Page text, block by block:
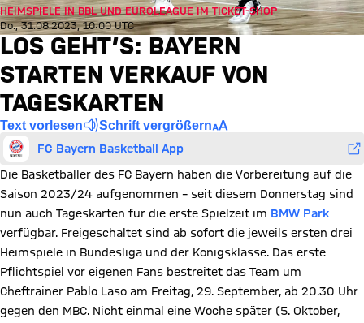
HEIMSPIELE IN BBL UND EUROLEAGUE IM TICKET-SHOP
Do., 31.08.2023, 10:00 UTC
LOS GEHT’S: BAYERN
STARTEN VERKAUF VON
TAGESKARTEN
Text vorlesen Schrift vergrößern
FC Bayern Basketball App
Die Basketballer des FC Bayern haben die Vorbereitung auf die
Saison 2023/24 aufgenommen – seit diesem Donnerstag sind
nun auch Tageskarten für die erste Spielzeit im BMW Park
verfügbar. Freigeschaltet sind ab sofort die jeweils ersten drei
Heimspiele in Bundesliga und der Königsklasse. Das erste
Pflichtspiel vor eigenen Fans bestreitet das Team um
Cheftrainer Pablo Laso am Freitag, 29. September, ab 20.30 Uhr
gegen den MBC. Nicht einmal eine Woche später (5. Oktober,